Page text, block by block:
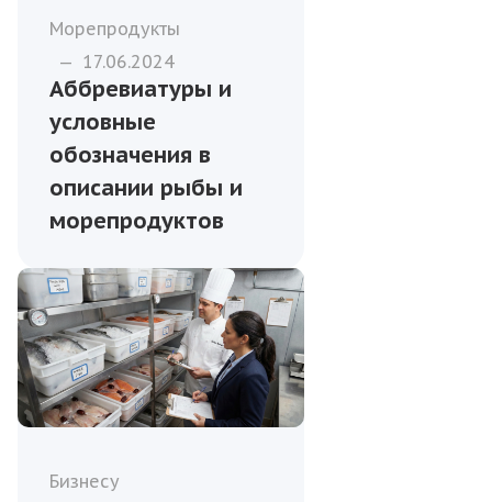
Морепродукты
— 17.06.2024
Аббревиатуры и
условные
обозначения в
описании рыбы и
морепродуктов
Бизнесу